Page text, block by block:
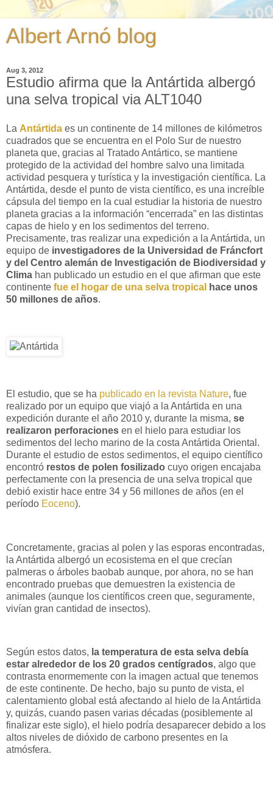
Albert Arnó blog
Aug 3, 2012
Estudio afirma que la Antártida albergó
una selva tropical via ALT1040
La Antártida es un continente de 14 millones de kilómetros
cuadrados que se encuentra en el Polo Sur de nuestro
planeta que, gracias al Tratado Antártico, se mantiene
protegido de la actividad del hombre salvo una limitada
actividad pesquera y turística y la investigación científica. La
Antártida, desde el punto de vista científico, es una increíble
cápsula del tiempo en la cual estudiar la historia de nuestro
planeta gracias a la información “encerrada” en las distintas
capas de hielo y en los sedimentos del terreno.
Precisamente, tras realizar una expedición a la Antártida, un
equipo de investigadores de la Universidad de Fráncfort
y del Centro alemán de Investigación de Biodiversidad y
Clima han publicado un estudio en el que afirman que este
continente fue el hogar de una selva tropical
hace unos
50 millones de años.
El estudio, que se ha publicado en la revista Nature, fue
realizado por un equipo que viajó a la Antártida en una
expedición durante el año 2010 y, durante la misma, se
realizaron perforaciones en el hielo para estudiar los
sedimentos del lecho marino de la costa Antártida Oriental.
Durante el estudio de estos sedimentos, el equipo científico
encontró restos de polen fosilizado cuyo origen encajaba
perfectamente con la presencia de una selva tropical que
debió existir hace entre 34 y 56 millones de años (en el
período Eoceno).
Concretamente, gracias al polen y las esporas encontradas,
la Antártida albergó un ecosistema en el que crecían
palmeras o árboles baobab aunque, por ahora, no se han
encontrado pruebas que demuestren la existencia de
animales (aunque los científicos creen que, seguramente,
vivían gran cantidad de insectos).
Según estos datos, la temperatura de esta selva debía
estar alrededor de los 20 grados centígrados, algo que
contrasta enormemente con la imagen actual que tenemos
de este continente. De hecho, bajo su punto de vista, el
calentamiento global está afectando al hielo de la Antártida
y, quizás, cuando pasen varias décadas (posiblemente al
finalizar este siglo), el hielo podría desaparecer debido a los
altos niveles de dióxido de carbono presentes en la
atmósfera.